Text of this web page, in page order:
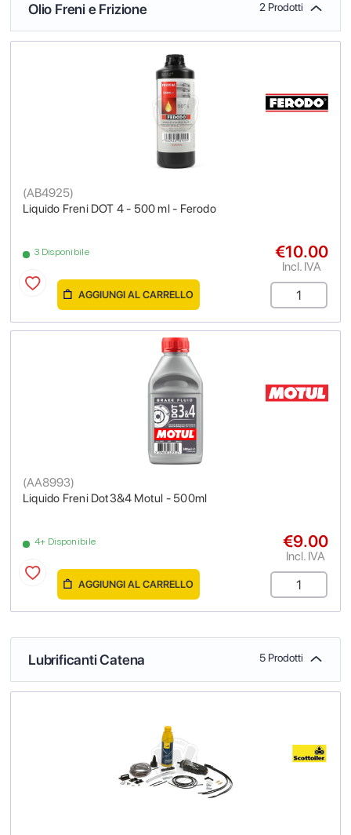
Olio Freni e Frizione 2 Prodotti
Liquido Freni DOT 4 - 500 ml - Ferodo
(AB4925)
3 Disponibile €10.00
Incl. IVA
AGGIUNGI AL CARRELLO
Liquido Freni Dot3&4 Motul - 500ml
(AA8993)
4+ Disponibile €9.00
Incl. IVA
AGGIUNGI AL CARRELLO
Lubrificanti Catena 5 Prodotti